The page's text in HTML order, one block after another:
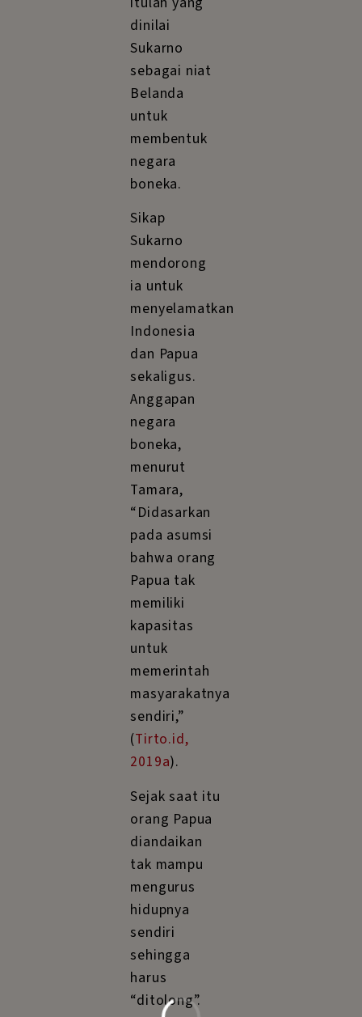
dinilai
Sukarno
sebagai niat
Belanda
untuk
membentuk
negara
boneka.
Sikap
Sukarno
mendorong
ia untuk
menyelamatkan
Indonesia
dan Papua
sekaligus.
Anggapan
negara
boneka,
menurut
Tamara,
“Didasarkan
pada asumsi
bahwa orang
Papua tak
memiliki
kapasitas
untuk
memerintah
masyarakatnya
sendiri,”
(Tirto.id,
2019a).
Sejak saat itu
orang Papua
diandaikan
tak mampu
mengurus
hidupnya
sendiri
sehingga
harus
“ditolong”.